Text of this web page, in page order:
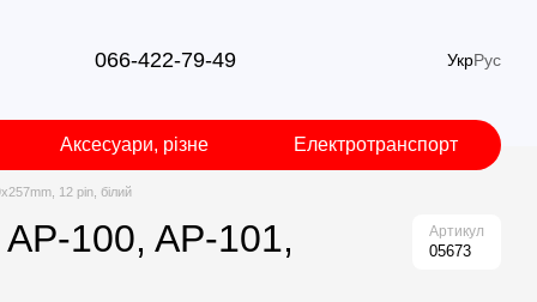
066-422-79-49 УкрРус
Аксесуари, різне Електротранспорт
12 pin, білий
100, AP-101,
Артикул
05673